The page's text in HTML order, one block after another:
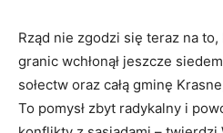
Rząd nie zgodzi się teraz na
granic wchłonął jeszcze
sołectw oraz całą gminę
To pomysł zbyt radykalny i